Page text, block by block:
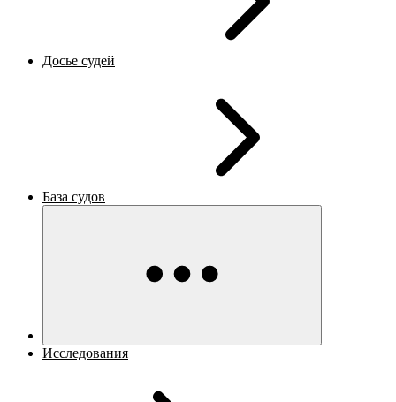
Досье судей
База судов
Исследования